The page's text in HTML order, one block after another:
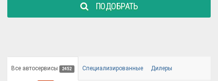
ПОДОБРАТЬ
Все автосервисы 2452 Специализированные Дилеры